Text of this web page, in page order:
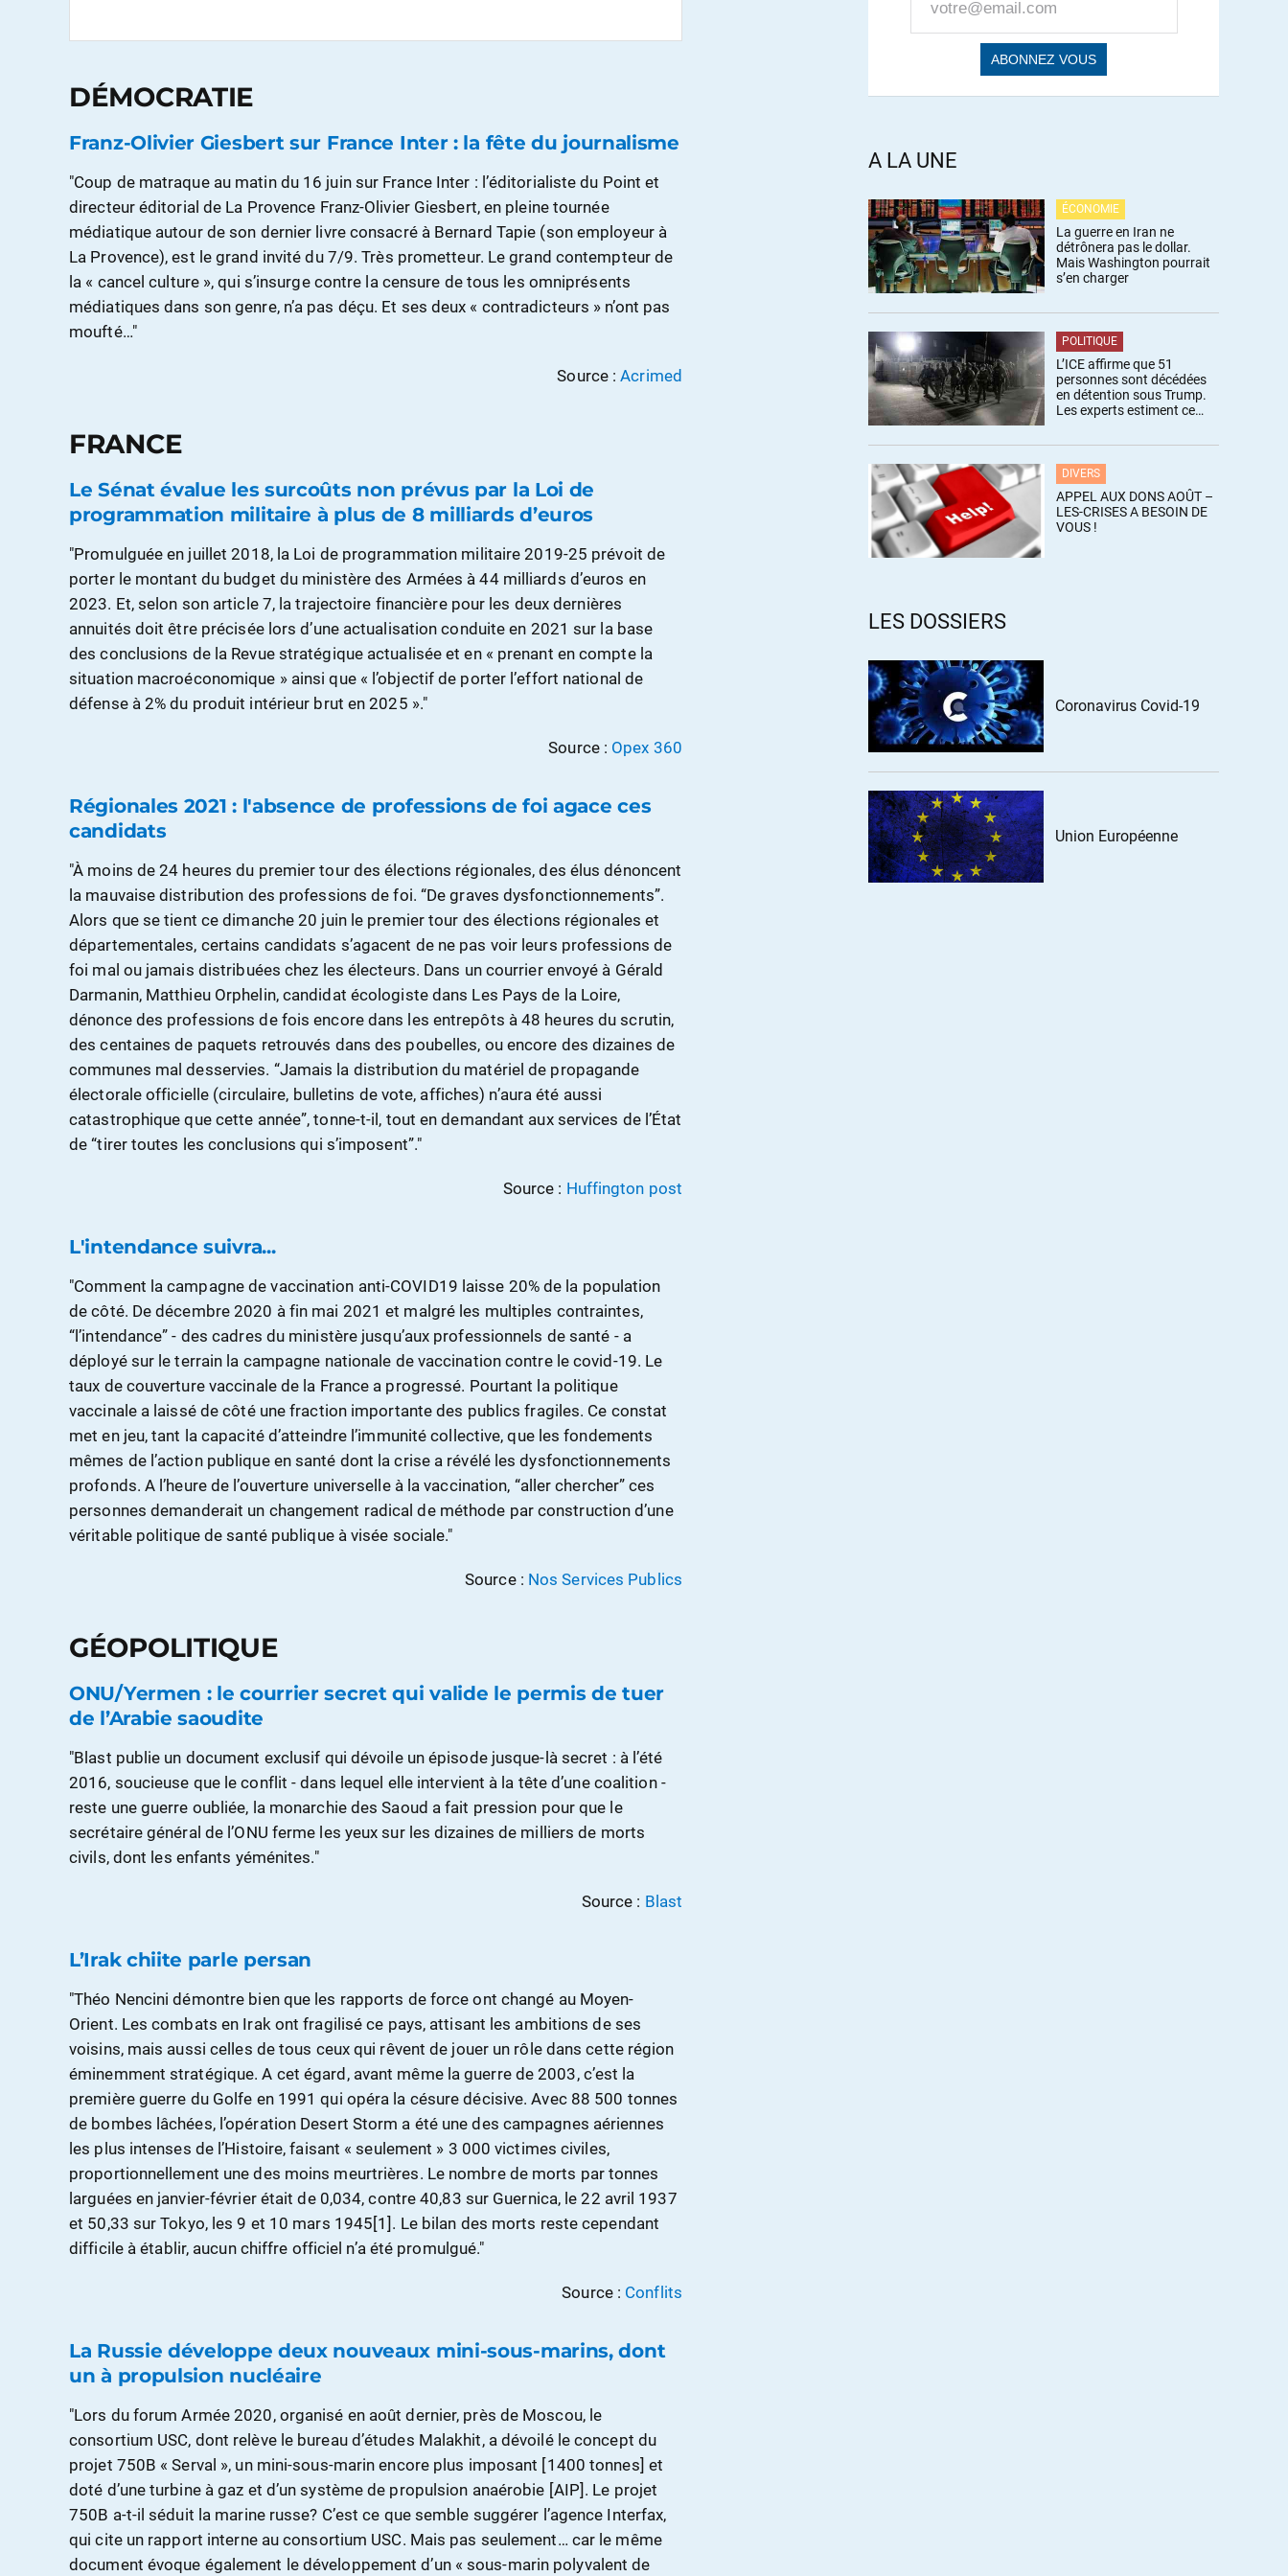
DÉMOCRATIE
Franz-Olivier Giesbert sur France Inter : la fête du journalisme
"Coup de matraque au matin du 16 juin sur France Inter : l’éditorialiste du Point et
directeur éditorial de La Provence Franz-Olivier Giesbert, en pleine tournée
médiatique autour de son dernier livre consacré à Bernard Tapie (son employeur à
La Provence), est le grand invité du 7/9. Très prometteur. Le grand contempteur de
la « cancel culture », qui s’insurge contre la censure de tous les omniprésents
médiatiques dans son genre, n’a pas déçu. Et ses deux « contradicteurs » n’ont pas
moufté…"
Source :Acrimed
FRANCE
Le Sénat évalue les surcoûts non prévus par la Loi de
programmation militaire à plus de 8 milliards d’euros
"Promulguée en juillet 2018, la Loi de programmation militaire 2019-25 prévoit de
porter le montant du budget du ministère des Armées à 44 milliards d’euros en
2023. Et, selon son article 7, la trajectoire financière pour les deux dernières
annuités doit être précisée lors d’une actualisation conduite en 2021 sur la base
des conclusions de la Revue stratégique actualisée et en « prenant en compte la
situation macroéconomique » ainsi que « l’objectif de porter l’effort national de
défense à 2% du produit intérieur brut en 2025 »."
Source : Opex 360
Régionales 2021 : l'absence de professions de foi agace ces
candidats
"À moins de 24 heures du premier tour des élections régionales, des élus dénoncent
la mauvaise distribution des professions de foi. “De graves dysfonctionnements”.
Alors que se tient ce dimanche 20 juin le premier tour des élections régionales et
départementales, certains candidats s’agacent de ne pas voir leurs professions de
foi mal ou jamais distribuées chez les électeurs. Dans un courrier envoyé à Gérald
Darmanin, Matthieu Orphelin, candidat écologiste dans Les Pays de la Loire,
dénonce des professions de fois encore dans les entrepôts à 48 heures du scrutin,
des centaines de paquets retrouvés dans des poubelles, ou encore des dizaines de
communes mal desservies. “Jamais la distribution du matériel de propagande
électorale officielle (circulaire, bulletins de vote, affiches) n’aura été aussi
catastrophique que cette année”, tonne-t-il, tout en demandant aux services de l’État
de “tirer toutes les conclusions qui s’imposent”."
Source : Huffington post
L'intendance suivra...
"Comment la campagne de vaccination anti-COVID19 laisse 20% de la population
de côté. De décembre 2020 à fin mai 2021 et malgré les multiples contraintes,
“l’intendance” - des cadres du ministère jusqu’aux professionnels de santé - a
déployé sur le terrain la campagne nationale de vaccination contre le covid-19. Le
taux de couverture vaccinale de la France a progressé. Pourtant la politique
vaccinale a laissé de côté une fraction importante des publics fragiles. Ce constat
met en jeu, tant la capacité d’atteindre l’immunité collective, que les fondements
mêmes de l’action publique en santé dont la crise a révélé les dysfonctionnements
profonds. A l’heure de l’ouverture universelle à la vaccination, “aller chercher” ces
personnes demanderait un changement radical de méthode par construction d’une
véritable politique de santé publique à visée sociale."
Source : Nos Services Publics
GÉOPOLITIQUE
ONU/Yermen : le courrier secret qui valide le permis de tuer
de l’Arabie saoudite
"Blast publie un document exclusif qui dévoile un épisode jusque-là secret : à l’été
2016, soucieuse que le conflit - dans lequel elle intervient à la tête d’une coalition -
reste une guerre oubliée, la monarchie des Saoud a fait pression pour que le
secrétaire général de l’ONU ferme les yeux sur les dizaines de milliers de morts
civils, dont les enfants yéménites."
Source : Blast
L’Irak chiite parle persan
"Théo Nencini démontre bien que les rapports de force ont changé au Moyen-
Orient. Les combats en Irak ont fragilisé ce pays, attisant les ambitions de ses
voisins, mais aussi celles de tous ceux qui rêvent de jouer un rôle dans cette région
éminemment stratégique. A cet égard, avant même la guerre de 2003, c’est la
première guerre du Golfe en 1991 qui opéra la césure décisive. Avec 88 500 tonnes
de bombes lâchées, l’opération Desert Storm a été une des campagnes aériennes
les plus intenses de l’Histoire, faisant « seulement » 3 000 victimes civiles,
proportionnellement une des moins meurtrières. Le nombre de morts par tonnes
larguées en janvier-février était de 0,034, contre 40,83 sur Guernica, le 22 avril 1937
et 50,33 sur Tokyo, les 9 et 10 mars 1945[1]. Le bilan des morts reste cependant
difficile à établir, aucun chiffre officiel n’a été promulgué."
Source : Conflits
La Russie développe deux nouveaux mini-sous-marins, dont
un à propulsion nucléaire
"Lors du forum Armée 2020, organisé en août dernier, près de Moscou, le
consortium USC, dont relève le bureau d’études Malakhit, a dévoilé le concept du
projet 750B « Serval », un mini-sous-marin encore plus imposant [1400 tonnes] et
doté d’une turbine à gaz et d’un système de propulsion anaérobie [AIP]. Le projet
750B a-t-il séduit la marine russe? C’est ce que semble suggérer l’agence Interfax,
qui cite un rapport interne au consortium USC. Mais pas seulement… car le même
document évoque également le développement d’un « sous-marin polyvalent de
A LA UNE
ÉCONOMIE
La guerre en Iran ne
détrônera pas le dollar.
Mais Washington pourrait
s’en charger
POLITIQUE
L’ICE affirme que 51
personnes sont décédées
en détention sous Trump.
Les experts estiment ce
DIVERS
APPEL AUX DONS AOÛT –
LES-CRISES A BESOIN DE
VOUS !
LES DOSSIERS
Coronavirus Covid-19
Union Européenne